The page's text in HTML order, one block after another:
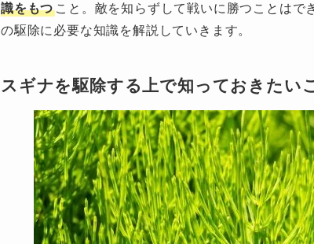
識をもつ こと。敵を知らずして戦いに勝つことはで
の駆除に必要な知識を解説していきます。
スギナを駆除する上で知っておきたい